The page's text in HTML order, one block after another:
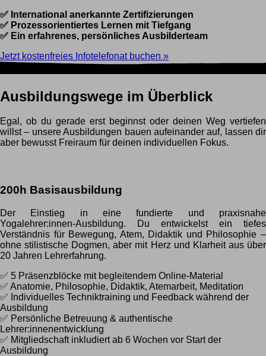
✅ International anerkannte Zertifizierungen
✅ Prozessorientiertes Lernen mit Tiefgang
✅ Ein erfahrenes, persönliches Ausbilderteam
Jetzt kostenfreies Infotelefonat buchen »
Ausbildungswege im Überblick
Egal, ob du gerade erst beginnst oder deinen Weg vertiefen
willst – unsere Ausbildungen bauen aufeinander auf, lassen dir
aber bewusst Freiraum für deinen individuellen Fokus.
200h Basisausbildung
Der Einstieg in eine fundierte und praxisnahe
Yogalehrer:innen-Ausbildung. Du entwickelst ein tiefes
Verständnis für Bewegung, Atem, Didaktik und Philosophie –
ohne stilistische Dogmen, aber mit Herz und Klarheit aus über
20 Jahren Lehrerfahrung.
✅ 5 Präsenzblöcke mit begleitendem Online-Material
✅ Anatomie, Philosophie, Didaktik, Atemarbeit, Meditation
✅ Individuelles Techniktraining und Feedback während der
Ausbildung
✅ Persönliche Betreuung & authentische
Lehrer:innenentwicklung
✅ Mitgliedschaft inkludiert ab 6 Wochen vor Start der
Ausbildung